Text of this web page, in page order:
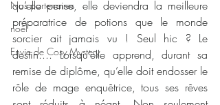
Nos partenaires
noêl
Envie de Cosy Mystery
qu’elle pense, elle deviendra la meilleure
préparatrice de potions que le monde
sorcier ait jamais vu ! Seul hic ? Le
destin.... Lorsqu’elle apprend, durant sa
remise de diplôme, qu’elle doit endosser le
rôle de mage enquêtrice, tous ses rêves